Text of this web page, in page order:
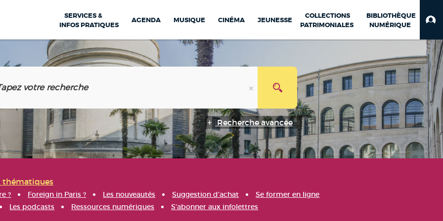
SERVICES &
INFOS PRATIQUES
AGENDA MUSIQUE CINÉMA JEUNESSE
COLLECTIONS
PATRIMONIALES
BIBLIOTHÈQUE
NUMÉRIQUE
Recherche avancée
thématiques
? Foreign in Paris ? Les nouveautés Suggestion d'achat
Se former en ligne
Les podcasts Ressources numériques S'abonner aux infolettres